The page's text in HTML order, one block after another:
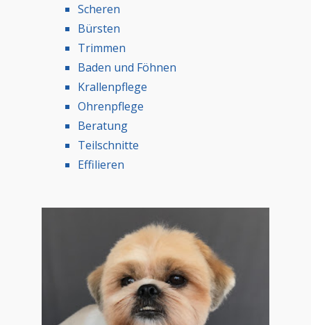
Scheren
Bürsten
Trimmen
Baden und Föhnen
Krallenpflege
Ohrenpflege
Beratung
Teilschnitte
Effilieren